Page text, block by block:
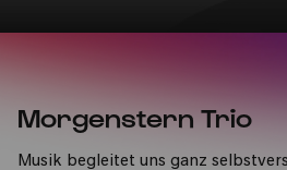
Morgenstern Trio
Musik begleitet uns ganz